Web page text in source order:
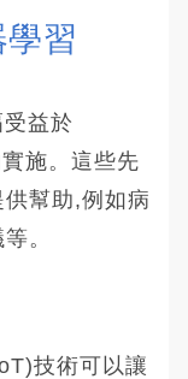
習
益於
施。這些先
幫助,例如病
。
技術可以讓